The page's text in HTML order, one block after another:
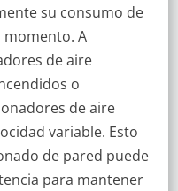
su consumo de
momento. A
de aire
o
de aire
variable. Esto
de pared puede
para mantener